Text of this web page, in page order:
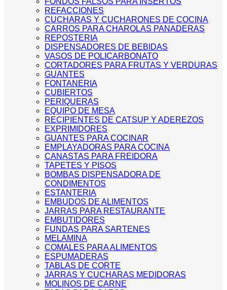
REFACCIONES
CUCHARAS Y CUCHARONES DE COCINA
CARROS PARA CHAROLAS PANADERAS
REPOSTERIA
DISPENSADORES DE BEBIDAS
VASOS DE POLICARBONATO
CORTADORES PARA FRUTAS Y VERDURAS
GUANTES
FONTANERIA
CUBIERTOS
PERIQUERAS
EQUIPO DE MESA
RECIPIENTES DE CATSUP Y ADEREZOS
EXPRIMIDORES
GUANTES PARA COCINAR
EMPLAYADORAS PARA COCINA
CANASTAS PARA FREIDORA
TAPETES Y PISOS
BOMBAS DISPENSADORA DE
CONDIMENTOS
ESTANTERIA
EMBUDOS DE ALIMENTOS
JARRAS PARA RESTAURANTE
EMBUTIDORES
FUNDAS PARA SARTENES
MELAMINA
COMALES PARA ALIMENTOS
ESPUMADERAS
TABLAS DE CORTE
JARRAS Y CUCHARAS MEDIDORAS
MOLINOS DE CARNE